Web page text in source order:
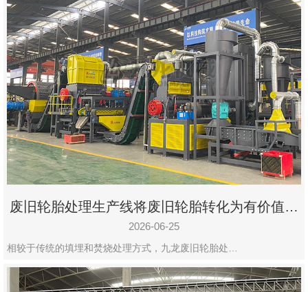
公
司
豫
ICP
备
19020390
号-1
废旧轮胎处理生产线将废旧轮胎转化为有价值的
资源
2026-06-25
相较于传统的填埋和焚烧处理方式，九龙废旧轮胎处…